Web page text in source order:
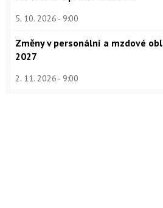
5. 10. 2026 9:00
Změny v personální a mzdové
2027
2. 11. 2026 9:00